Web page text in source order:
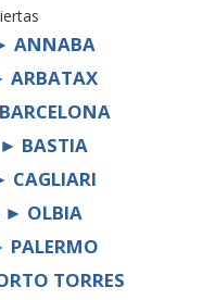
ANNABA
ARBATAX
BASTIA
CAGLIARI
► OLBIA
PALERMO
TORRES